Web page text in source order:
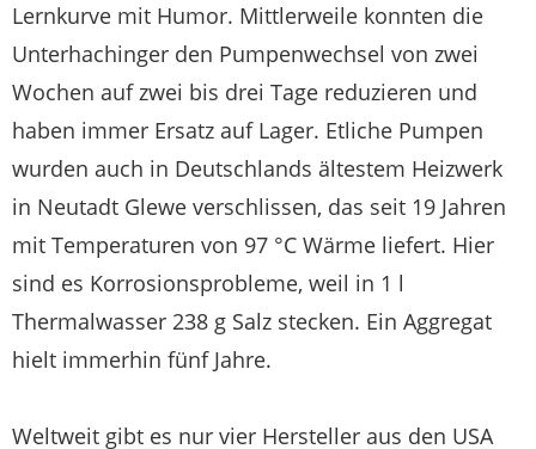
Lernkurve mit Humor. Mittlerweile konnten die
Unterhachinger den Pumpenwechsel von zwei
Wochen auf zwei bis drei Tage reduzieren und
haben immer Ersatz auf Lager. Etliche Pumpen
wurden auch in Deutschlands ältestem Heizwerk
in Neutadt Glewe verschlissen, das seit 19 Jahren
mit Temperaturen von 97 °C Wärme liefert. Hier
sind es Korrosionsprobleme, weil in 1 l
Thermalwasser 238 g Salz stecken. Ein Aggregat
hielt immerhin fünf Jahre.
Weltweit gibt es nur vier Hersteller aus den USA